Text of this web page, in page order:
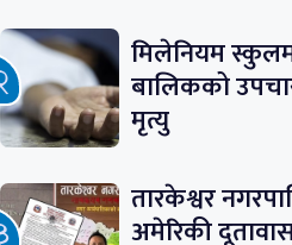
मिलेनियम
बालिकको
मृत्यु
तारकेश्वर
अमेरिकी